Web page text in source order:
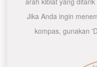
Jika Anda ingin
kompas, gunakan